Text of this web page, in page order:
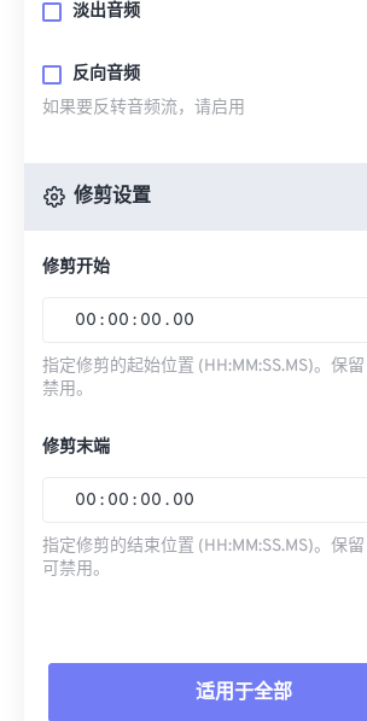
淡出音频
反向音频
如果要反转音频流，请启用
修剪设置
修剪开始
00 : 00 : 00 . 00
指定修剪的起始位置 (HH:MM:SS.MS)。保
禁用。
修剪末端
00 : 00 : 00 . 00
指定修剪的结束位置 (HH:MM:SS.MS)。保
可禁用。
适用于全部